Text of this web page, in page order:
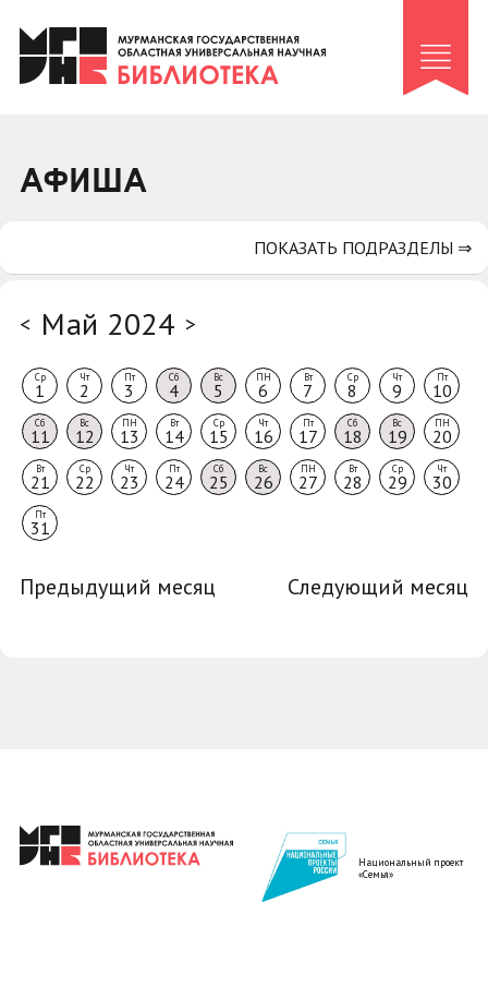
Клуб «Гиря и сельдерей»
Клуб «Семейный архив»
Коллегам
АФИША
< Май 2024 >
Ср
1
Чт
2
Пт
3
Сб
4
Вс
5
ПН
6
Вт
7
Ср
8
Чт
9
Пт
10
Сб
11
Вс
12
ПН
13
Вт
14
Ср
15
Чт
16
Пт
17
Сб
18
Вс
19
ПН
20
Вт
21
Ср
22
Чт
23
Пт
24
Сб
25
Вс
26
ПН
27
Вт
28
Ср
29
Чт
30
Пт
31
Предыдущий месяц Следующий месяц
ПОКАЗАТЬ ПОДРАЗДЕЛЫ ⇒
Национальный проект
«Семья»